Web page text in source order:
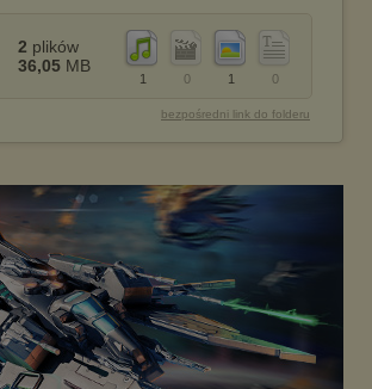
0
1
0
1
2 plików
36,05 MB
bezpośredni link do folderu